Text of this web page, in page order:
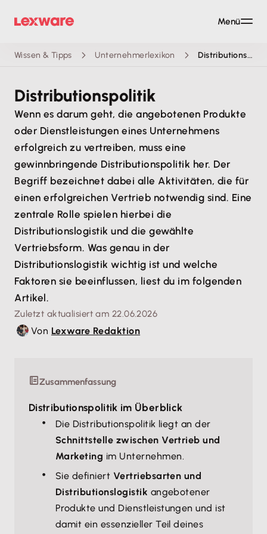
Wissen & Tipps Unternehmerlexikon Distributionspolitik
Distributionspolitik
Wenn es darum geht, die angebotenen Produkte
oder Dienstleistungen eines Unternehmens
erfolgreich zu vertreiben, muss eine
gewinnbringende Distributionspolitik her. Der
Begriff bezeichnet dabei alle Aktivitäten, die für
einen erfolgreichen Vertrieb notwendig sind. Eine
zentrale Rolle spielen hierbei die
Distributionslogistik und die gewählte
Vertriebsform. Was genau in der
Distributionslogistik wichtig ist und welche
Faktoren sie beeinflussen, liest du im folgenden
Artikel.
Zuletzt aktualisiert am 22.06.2026
Von Lexware Redaktion
Zusammenfassung
Distributionspolitik im Überblick
Die Distributionspolitik liegt an der
Schnittstelle zwischen Vertrieb und
Marketing im Unternehmen.
Sie definiert Vertriebsarten und
Distributionslogistik angebotener
Produkte und Dienstleistungen und ist
damit ein essenzieller Teil deines
Menü